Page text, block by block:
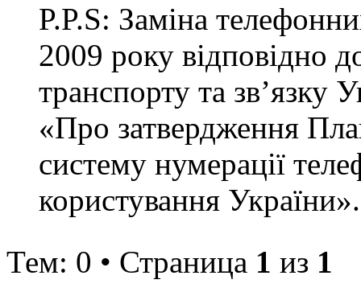
P.P.S: Заміна
2009 року відповідно
транспорту та зв’язку
«Про затвердження
систему нумерації
користування України».
Тем: 0 • Страница 1 из 1